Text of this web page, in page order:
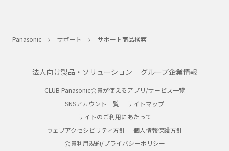
Panasonic サポート サポート商品検索
法人向け製品・ソリューション グループ企業情報
CLUB Panasonic会員が使えるアプリ/サービス一覧
SNSアカウント一覧
サイトマップ
サイトのご利用にあたって
ウェブアクセシビリティ方針
個人情報保護方針
会員利用規約/プライバシーポリシー